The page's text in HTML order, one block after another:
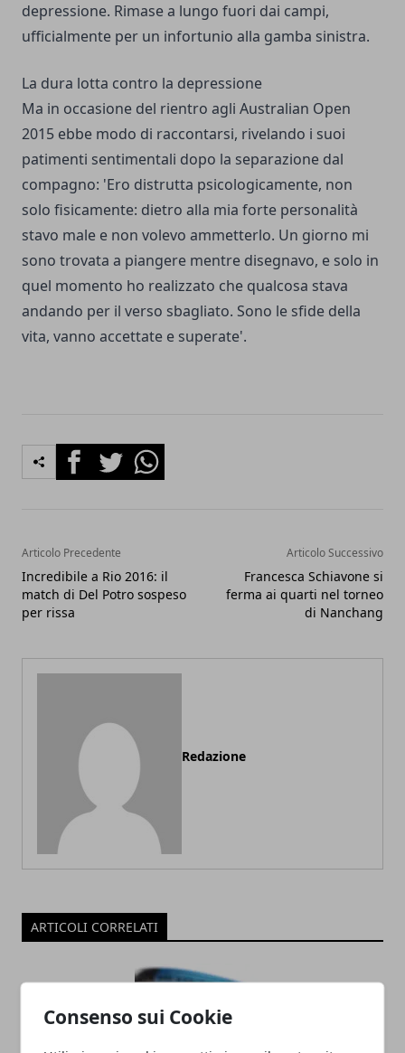
Consenso sui Cookie
depressione. Rimase a lungo fuori dai campi,
ufficialmente per un infortunio alla gamba sinistra.
La dura lotta contro la depressione
Ma in occasione del rientro agli Australian Open
2015 ebbe modo di raccontarsi, rivelando i suoi
patimenti sentimentali dopo la separazione dal
compagno: 'Ero distrutta psicologicamente, non
solo fisicamente: dietro alla mia forte personalità
stavo male e non volevo ammetterlo. Un giorno mi
sono trovata a piangere mentre disegnavo, e solo in
quel momento ho realizzato che qualcosa stava
andando per il verso sbagliato. Sono le sfide della
vita, vanno accettate e superate'.
FacebookTwitterWhatsapp
Articolo Precedente
Incredibile a Rio 2016: il
match di Del Potro sospeso
per rissa
Articolo Successivo
Francesca Schiavone si
ferma ai quarti nel torneo
di Nanchang
Redazione
ARTICOLI CORRELATI